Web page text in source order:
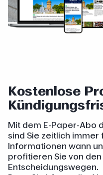
Kostenlose
Mit dem E-Paper-Abo
sind Sie zeitlich immer
Informationen wann
profitieren Sie von
Entscheidungswegen.